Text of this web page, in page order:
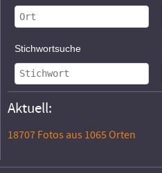
Stichwortsuche
Aktuell:
18707 Fotos aus 1065 Orten